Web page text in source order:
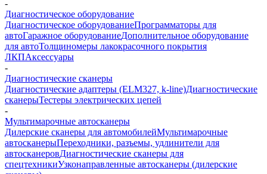
-
Диагностическое оборудование
Диагностическое оборудованиеПрограмматоры для
автоГаражное оборудованиеДополнительное оборудование
для автоТолщиномеры лакокрасочного покрытия
ЛКПАксессуары
-
Диагностические сканеры
Диагностические адаптеры (ELM327, k-line)Диагностические
сканерыТестеры электрических цепей
-
Мультимарочные автосканеры
Дилерские сканеры для автомобилейМультимарочные
автосканерыПереходники, разъемы, удлинители для
автосканеровДиагностические сканеры для
спецтехникиУзконаправленные автосканеры (дилерские